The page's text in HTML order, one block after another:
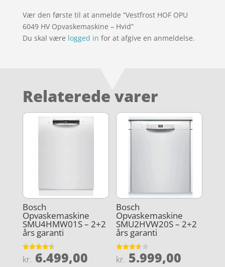
Vær den første til at anmelde “Vestfrost HOF OPU
6049 HV Opvaskemaskine – Hvid”
Du skal være logged in for at afgive en anmeldelse.
Relaterede varer
Bosch
Opvaskemaskine
SMU4HMW01S – 2+2
års garanti
Vurderet
4.6
kr. 6.499,00
Bosch
Opvaskemaskine
SMU2HVW20S – 2+2
års garanti
Vurderet
3.6
kr. 5.999,00